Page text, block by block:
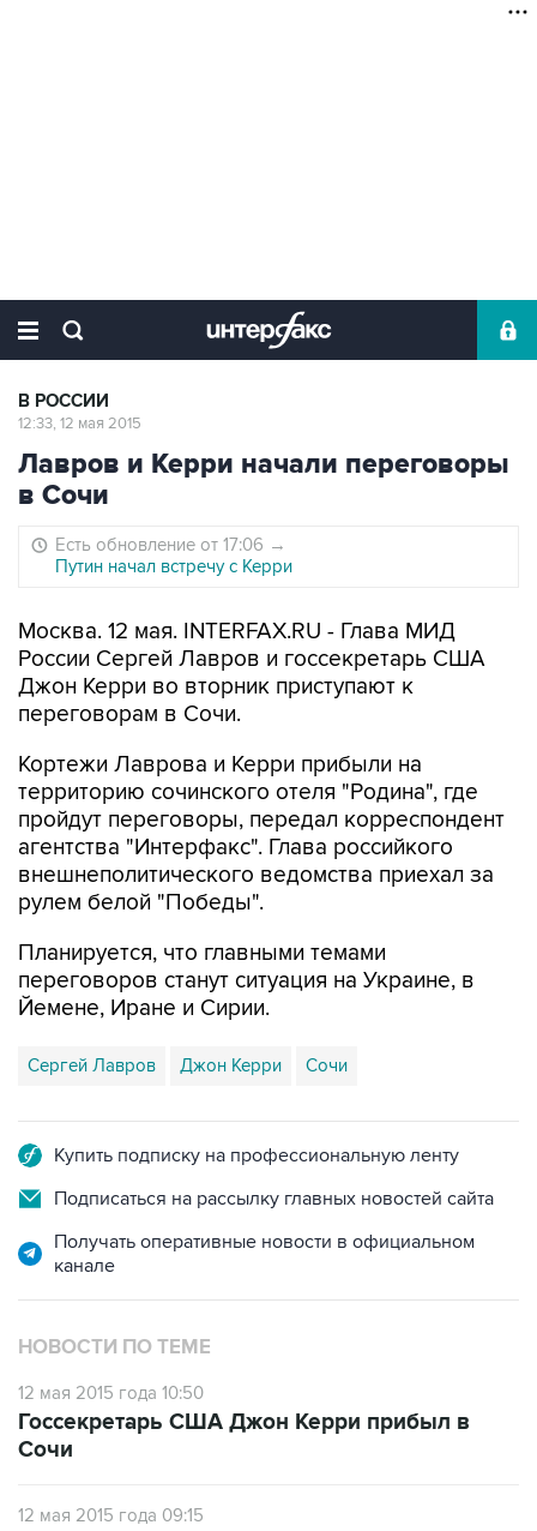
В РОССИИ
12:33, 12 мая 2015
Лавров и Керри начали переговоры
в Сочи
Есть обновление от 17:06 →
Путин начал встречу с Керри
Москва. 12 мая. INTERFAX.RU - Глава МИД
России Сергей Лавров и госсекретарь США
Джон Керри во вторник приступают к
переговорам в Сочи.
Кортежи Лаврова и Керри прибыли на
территорию сочинского отеля "Родина", где
пройдут переговоры, передал корреспондент
агентства "Интерфакс". Глава российкого
внешнеполитического ведомства приехал за
рулем белой "Победы".
Планируется, что главными темами
переговоров станут ситуация на Украине, в
Йемене, Иране и Сирии.
Сергей Лавров Джон Керри Сочи
Купить подписку на профессиональную ленту
Подписаться на рассылку главных новостей сайта
Получать оперативные новости в официальном
канале
НОВОСТИ ПО ТЕМЕ
12 мая 2015 года 10:50
Госсекретарь США Джон Керри прибыл в
Сочи
12 мая 2015 года 09:15